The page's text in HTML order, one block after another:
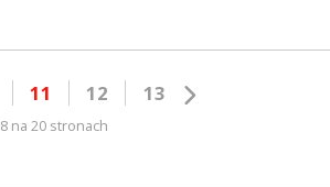
11 12 13
na 20 stronach